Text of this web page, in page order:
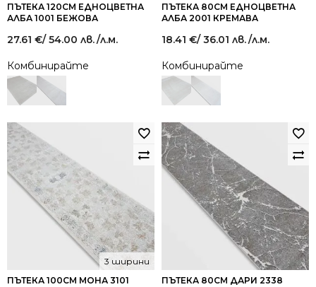
ПЪТЕКА 120СМ ЕДНОЦВЕТНА
АЛБА 1001 БЕЖОВА
27.61 €/ 54.00 лв./л.м.
Комбинирайте
ПЪТЕКА 80СМ ЕДНОЦВЕТНА
АЛБА 2001 КРЕМАВА
18.41 €/ 36.01 лв./л.м.
Комбинирайте
ПЪТЕКА 100СМ МОНА 3101
3 ширини
ПЪТЕКА 80СМ ДАРИ 2338